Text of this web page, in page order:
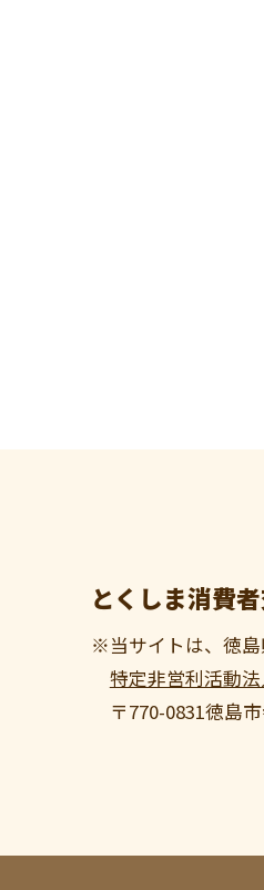
とくしま消費
※当サイトは、徳島
特定非営利活動
〒770-0831徳島